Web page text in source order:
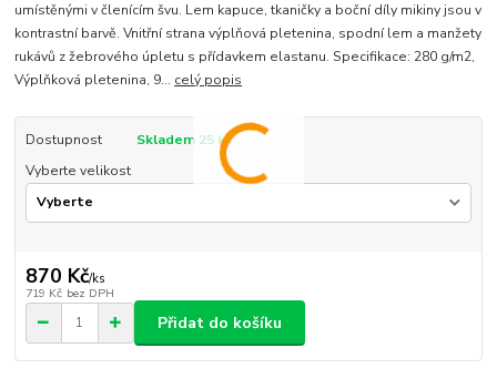
umístěnými v členícím švu. Lem kapuce, tkaničky a boční díly mikiny jsou v
kontrastní barvě. Vnitřní strana výplňová pletenina, spodní lem a manžety
rukávů z žebrového úpletu s přídavkem elastanu. Specifikace: 280 g/m2,
Výplňková pletenina, 9... celý popis
Dostupnost
Skladem 25 ks
Vyberte velikost
870 Kč/ks
719 Kč bez DPH
Přidat do košíku